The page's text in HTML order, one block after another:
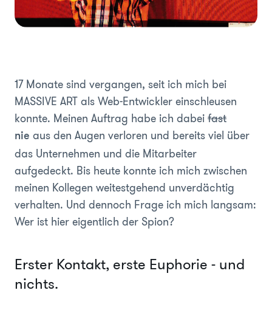
17 Monate sind vergangen, seit ich mich bei
MASSIVE ART als Web-Entwickler einschleusen
konnte. Meinen Auftrag habe ich dabeifast
nie aus den Augen verloren und bereits viel über
das Unternehmen und die Mitarbeiter
aufgedeckt. Bis heute konnte ich mich zwischen
meinen Kollegen weitestgehend unverdächtig
verhalten. Und dennoch Frage ich mich langsam:
Wer ist hier eigentlich der Spion?
Erster Kontakt, erste Euphorie - und
nichts.